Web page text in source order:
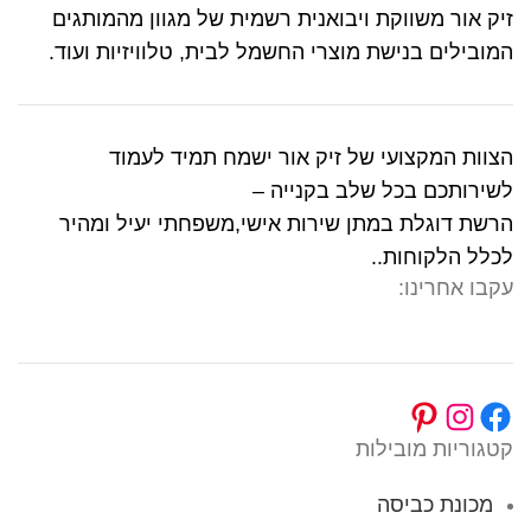
זיק אור משווקת ויבואנית רשמית של מגוון מהמותגים
המובילים בנישת מוצרי החשמל לבית, טלוויזיות ועוד.
הצוות המקצועי של זיק אור ישמח תמיד לעמוד
לשירותכם בכל שלב בקנייה –
הרשת דוגלת במתן שירות אישי,משפחתי יעיל ומהיר
לכלל הלקוחות..
עקבו אחרינו:
קטגוריות מובילות
מכונת כביסה